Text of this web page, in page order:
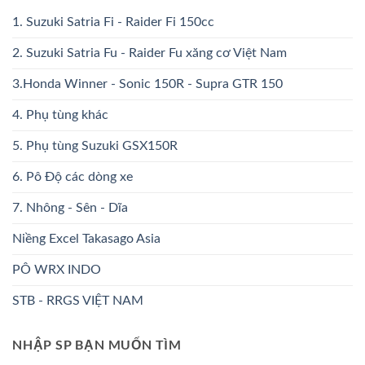
1. Suzuki Satria Fi - Raider Fi 150cc
2. Suzuki Satria Fu - Raider Fu xăng cơ Việt Nam
3.Honda Winner - Sonic 150R - Supra GTR 150
4. Phụ tùng khác
5. Phụ tùng Suzuki GSX150R
6. Pô Độ các dòng xe
7. Nhông - Sên - Dĩa
Niềng Excel Takasago Asia
PÔ WRX INDO
STB - RRGS VIỆT NAM
NHẬP SP BẠN MUỐN TÌM